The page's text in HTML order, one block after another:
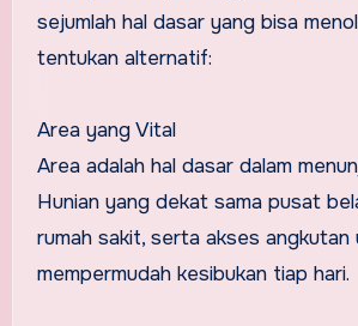
sejumlah hal dasar yang bisa
tentukan alternatif:
Area yang Vital
Area adalah hal dasar dalam
Hunian yang dekat sama pusat
rumah sakit, serta akses angkutan
mempermudah kesibukan tiap hari.